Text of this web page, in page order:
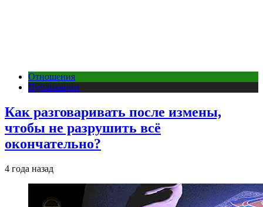
Отношения
Публикации
Как разговаривать после измены,
чтобы не разрушить всё
окончательно?
4 года назад